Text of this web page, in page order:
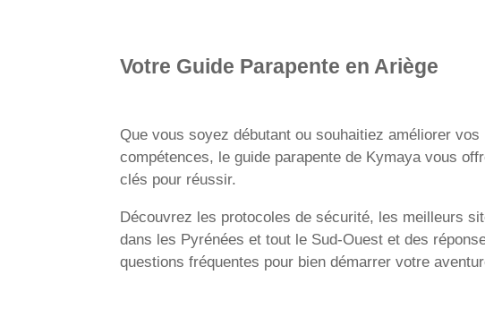
Votre Guide Parapente en Ariège
Que vous soyez débutant ou souhaitiez améliorer vos
compétences, le guide parapente de Kymayavous
clés pour réussir.
Découvrez les protocoles de sécurité, les meilleurs
dans les Pyrénées et tout le Sud-Ouest et des
questions fréquentes pour bien démarrer votre